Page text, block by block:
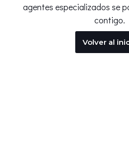
agentes especializados se
contigo.
Volver al